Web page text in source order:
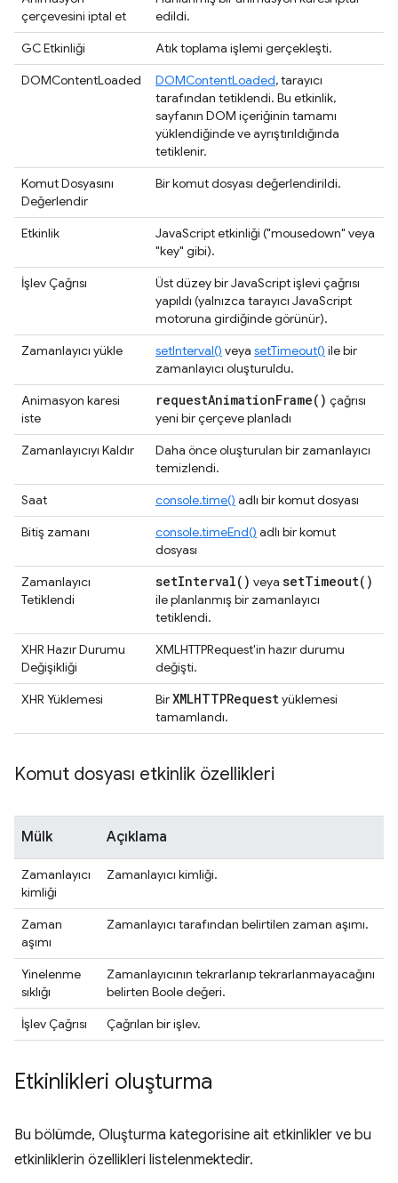
çerçevesini iptal et
edildi.
GC Etkinliği
Atık toplama işlemi gerçekleşti.
DOMContentLoaded
DOMContentLoaded, tarayıcı
tarafından tetiklendi. Bu etkinlik,
sayfanın DOM içeriğinin tamamı
yüklendiğinde ve ayrıştırıldığında
tetiklenir.
Komut Dosyasını
Değerlendir
Bir komut dosyası değerlendirildi.
Etkinlik
JavaScript etkinliği ("mousedown" veya
"key" gibi).
İşlev Çağrısı
Üst düzey bir JavaScript işlevi çağrısı
yapıldı (yalnızca tarayıcı JavaScript
motoruna girdiğinde görünür).
Zamanlayıcı yükle
setInterval() veya setTimeout() ile bir
zamanlayıcı oluşturuldu.
Animasyon karesi
iste
requestAnimationFrame( ) çağrısı
yeni bir çerçeve planladı
Zamanlayıcıyı Kaldır
Daha önce oluşturulan bir zamanlayıcı
temizlendi.
Saat
console.time() adlı bir komut dosyası
Bitiş zamanı
console.timeEnd() adlı bir komut
dosyası
Zamanlayıcı
Tetiklendi
setInterval( ) veya setTimeout( )
ile planlanmış bir zamanlayıcı
tetiklendi.
XHR Hazır Durumu
Değişikliği
XMLHTTPRequest'in hazır durumu
değişti.
XHR Yüklemesi
BirXMLHTTPRequestyüklemesi
tamamlandı.
Komut dosyası etkinlik özellikleri
Mülk Açıklama
Zamanlayıcı
kimliği
Zamanlayıcı kimliği.
Zaman
aşımı
Zamanlayıcı tarafından belirtilen zaman aşımı.
Yinelenme
sıklığı
Zamanlayıcının tekrarlanıp tekrarlanmayacağını
belirten Boole değeri.
İşlev Çağrısı
Çağrılan bir işlev.
Etkinlikleri oluşturma
Bu bölümde, Oluşturma kategorisine ait etkinlikler ve bu
etkinliklerin özellikleri listelenmektedir.